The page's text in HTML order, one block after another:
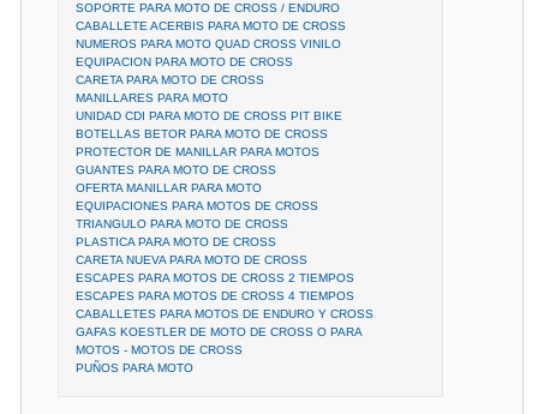
SOPORTE PARA MOTO DE CROSS / ENDURO
CABALLETE ACERBIS PARA MOTO DE CROSS
NUMEROS PARA MOTO QUAD CROSS VINILO
EQUIPACION PARA MOTO DE CROSS
CARETA PARA MOTO DE CROSS
MANILLARES PARA MOTO
UNIDAD CDI PARA MOTO DE CROSS PIT BIKE
BOTELLAS BETOR PARA MOTO DE CROSS
PROTECTOR DE MANILLAR PARA MOTOS
GUANTES PARA MOTO DE CROSS
OFERTA MANILLAR PARA MOTO
EQUIPACIONES PARA MOTOS DE CROSS
TRIANGULO PARA MOTO DE CROSS
PLASTICA PARA MOTO DE CROSS
CARETA NUEVA PARA MOTO DE CROSS
ESCAPES PARA MOTOS DE CROSS 2 TIEMPOS
ESCAPES PARA MOTOS DE CROSS 4 TIEMPOS
CABALLETES PARA MOTOS DE ENDURO Y CROSS
GAFAS KOESTLER DE MOTO DE CROSS O PARA
MOTOS - MOTOS DE CROSS
PUÑOS PARA MOTO